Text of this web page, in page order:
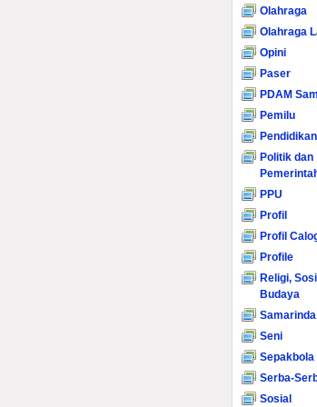
Olahraga
Olahraga
Opini
Paser
PDAM
Pemilu
Pendidikan
Politik dan
PPU
Profil
Profil
Profile
Religi,
Budaya
Samarinda
Seni
Sepakbola
Serba-
Sosial